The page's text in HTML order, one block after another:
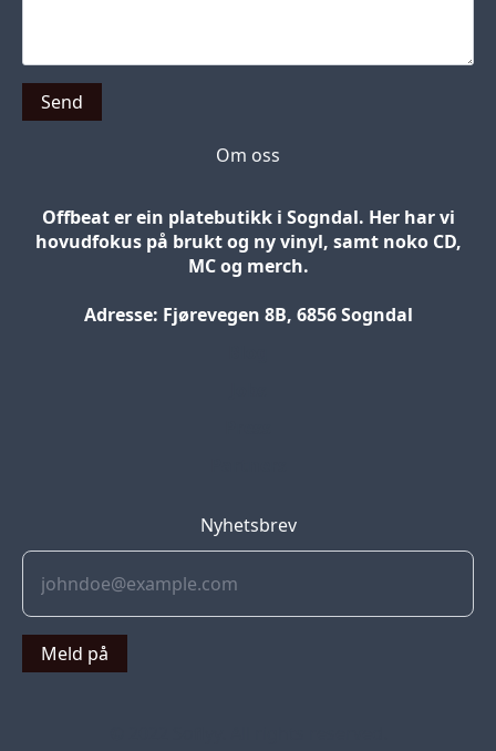
Send
Om oss
Offbeat er ein platebutikk i Sogndal. Her har vi
hovudfokus på brukt og ny vinyl, samt noko CD,
MC og merch.
Adresse: Fjørevegen 8B, 6856 Sogndal
Nyhetsbrev
Meld på